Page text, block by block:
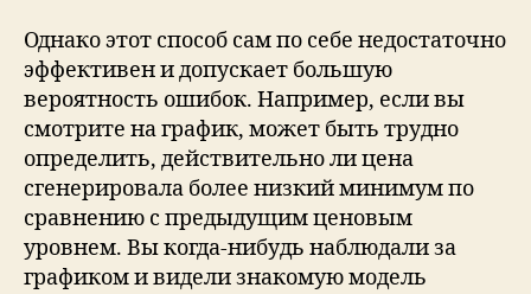
Однако этот способ сам по себе недостаточно
эффективен и допускает большую
вероятность ошибок. Например, если вы
смотрите на график, может быть трудно
определить, действительно ли цена
сгенерировала более низкий минимум по
сравнению с предыдущим ценовым
уровнем. Вы когда-нибудь наблюдали за
графиком и видели знакомую модель